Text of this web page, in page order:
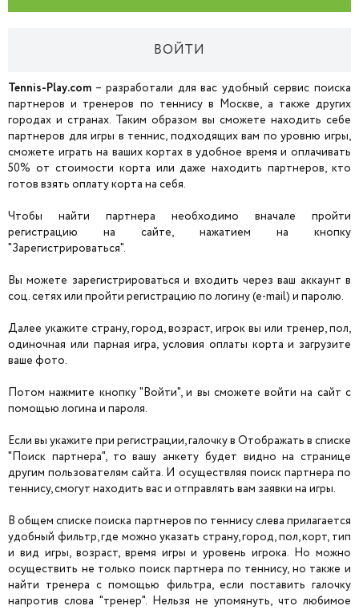
ВОЙТИ
Tennis-Play.com – разработали для вас удобный сервис поиска
партнеров и тренеров по теннису в Москве, а также других
городах и странах. Таким образом вы сможете находить себе
партнеров для игры в теннис, подходящих вам по уровню игры,
сможете играть на ваших кортах в удобное время и оплачивать
50% от стоимости корта или даже находить партнеров, кто
готов взять оплату корта на себя.
Чтобы найти партнера необходимо вначале пройти
регистрацию на сайте, нажатием на кнопку
"Зарегистрироваться".
Вы можете зарегистрироваться и входить через ваш аккаунт в
соц. сетях или пройти регистрацию по логину (e-mail) и паролю.
Далее укажите страну, город, возраст, игрок вы или тренер, пол,
одиночная или парная игра, условия оплаты корта и загрузите
ваше фото.
Потом нажмите кнопку "Войти", и вы сможете войти на сайт с
помощью логина и пароля.
Если вы укажите при регистрации, галочку в Отображать в списке
"Поиск партнера", то вашу анкету будет видно на странице
другим пользователям сайта. И осуществляя поиск партнера по
теннису, смогут находить вас и отправлять вам заявки на игры.
В общем списке поиска партнеров по теннису слева прилагается
удобный фильтр, где можно указать страну, город, пол, корт, тип
и вид игры, возраст, время игры и уровень игрока. Но можно
осуществить не только поиск партнера по теннису, но также и
найти тренера с помощью фильтра, если поставить галочку
напротив слова "тренер". Нельзя не упомянуть, что любимое